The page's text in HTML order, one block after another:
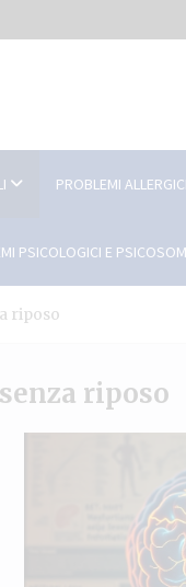
PROBLEMI
PSICOLOGICI E
riposo
riposo